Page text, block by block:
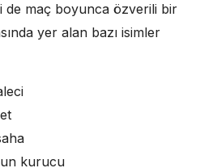
de maç boyunca özverili bir
yer alan bazı isimler
kurucu